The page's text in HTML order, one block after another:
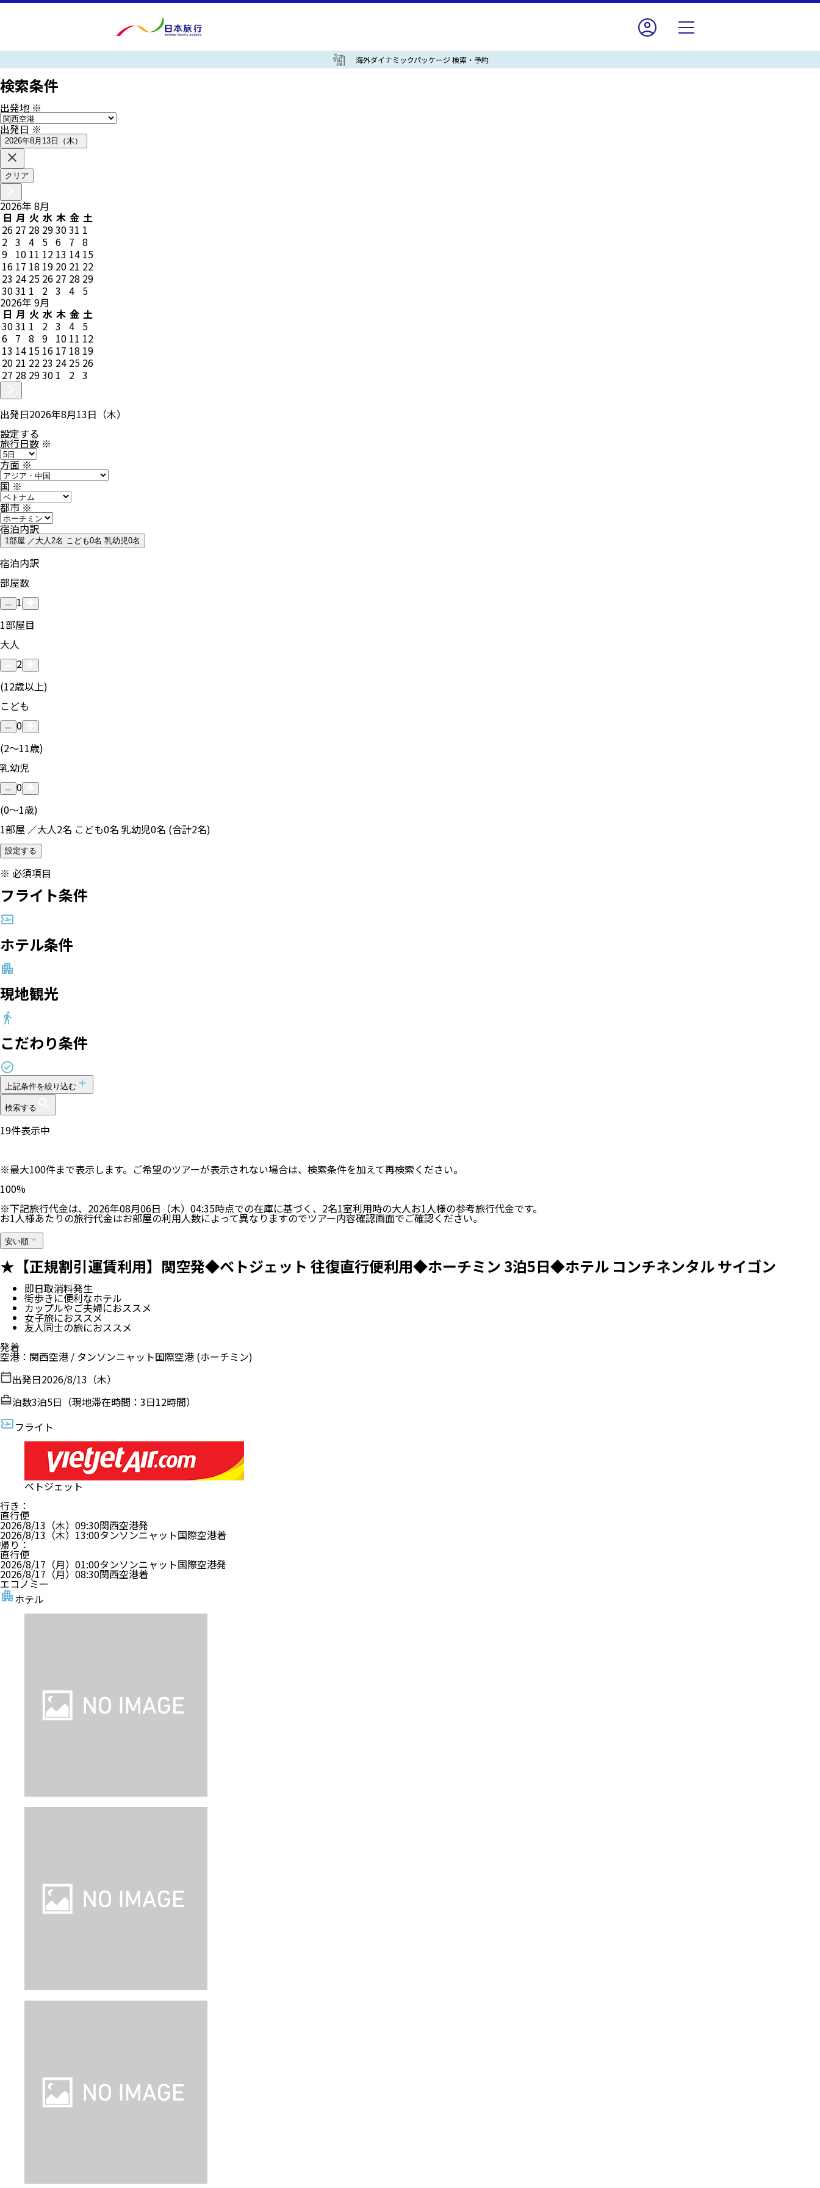
海外ダイナミックパッケージ 検索・予約
検索条件
出発地 ※
出発日※
2026年8月13日（木）
クリア
2026年 8月
日 月 火 水 木 金 土
26 27 28 293031 1
2 3 4 5 6 7 8
9 10 11 12 13 14 15
16 17 18 19 20 21 22
23 24 25 26 27 28 29
3031 1 2 3 4 5
2026年 9月
日 月 火 水 木 金 土
3031 1 2 3 4 5
6 7 8 9 10 11 12
13 14 15 16 17 18 19
20 21 22 23 24 25 26
27 28 2930 1 2 3
出発日2026年8月13日（木）
設定する
旅行日数 ※
方面※
国※
都市※
宿泊内訳
1部屋 ／大人2名 こども0名 乳幼児0名
宿泊内訳
部屋数
1
1部屋目
大人
2
(12歳以上)
こども
0
(2〜11歳)
乳幼児
0
(0〜1歳)
1部屋 ／大人2名 こども0名 乳幼児0名 (合計2名)
設定する
※ 必須項目
フライト条件
ホテル条件
現地観光
こだわり条件
上記条件を絞り込む
検索する
19件表示中
※最大100件まで表示します。ご希望のツアーが表示されない場合は、検索条件を加えて再検索ください。
100%
※下記旅行代金は、 2026年08月06日（木）04:35時点での在庫に基づく、 2名1室利用時の大人お1人様の参考旅行代金です。
お1人様あたりの旅行代金はお部屋の利用人数によって異なりますのでツアー内容確認画面でご確認ください。
安い順
★【正規割引運賃利用】関空発◆ベトジェット 往復直行便利用◆ホーチミン 3泊5日◆ホテル コンチネンタル サイゴン
即日取消料発生
街歩きに便利なホテル
カップルやご夫婦におススメ
女子旅におススメ
友人同士の旅におススメ
発着
空港 ： 関西空港 / タンソンニャット国際空港 (ホーチミン)
出発日2026/8/13（木）
泊数3泊5日（現地滞在時間： 3日12時間）
フライト
ベトジェット
行き ：
直行便
2026/8/13（木） 09:30関西空港発
2026/8/13（木） 13:00タンソンニャット国際空港着
帰り ：
直行便
2026/8/17（月） 01:00タンソンニャット国際空港発
2026/8/17（月） 08:30関西空港着
エコノミー
ホテル